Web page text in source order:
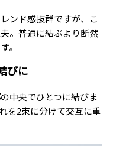
ンド感抜群ですが、こ
。普通に結ぶより断然
。
びに
中央でひとつに結びま
を2束に分けて交互に重